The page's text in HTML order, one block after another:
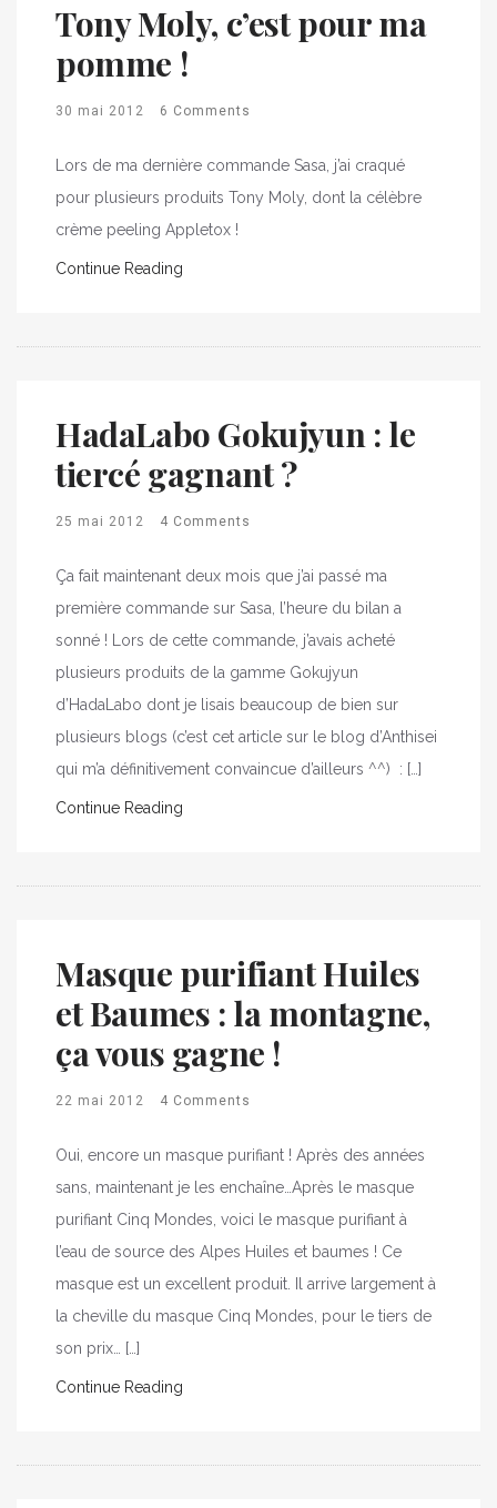
Tony Moly, c’est pour ma
pomme !
30 mai 2012 6 Comments
Lors de ma dernière commande Sasa, j’ai craqué
pour plusieurs produits Tony Moly, dont la célèbre
crème peeling Appletox !
Continue Reading
HadaLabo Gokujyun : le
tiercé gagnant ?
25 mai 2012 4 Comments
Ça fait maintenant deux mois que j’ai passé ma
première commande sur Sasa, l’heure du bilan a
sonné ! Lors de cette commande, j’avais acheté
plusieurs produits de la gamme Gokujyun
d’HadaLabo dont je lisais beaucoup de bien sur
plusieurs blogs (c’est cet article sur le blog d’Anthisei
qui m’a définitivement convaincue d’ailleurs ^^) : […]
Continue Reading
Masque purifiant Huiles
et Baumes : la montagne,
ça vous gagne !
22 mai 2012 4 Comments
Oui, encore un masque purifiant ! Après des années
sans, maintenant je les enchaîne…Après le masque
purifiant Cinq Mondes, voici le masque purifiant à
l’eau de source des Alpes Huiles et baumes ! Ce
masque est un excellent produit. Il arrive largement à
la cheville du masque Cinq Mondes, pour le tiers de
son prix… […]
Continue Reading